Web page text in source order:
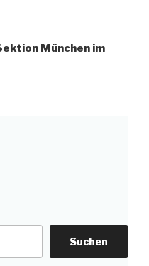
München im
Suchen